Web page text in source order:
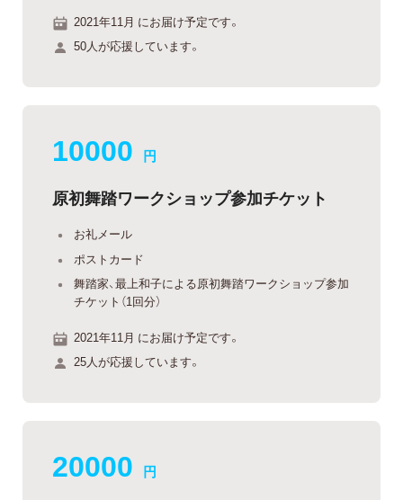
2021年11月 にお届け予定です。
50人が応援しています。
10000 円
原初舞踏ワークショップ参加チケット
お礼メール
ポストカード
舞踏家、最上和子による原初舞踏ワークショップ参加
チケット（1回分）
2021年11月 にお届け予定です。
25人が応援しています。
20000 円